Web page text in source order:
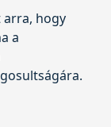
hogy
a